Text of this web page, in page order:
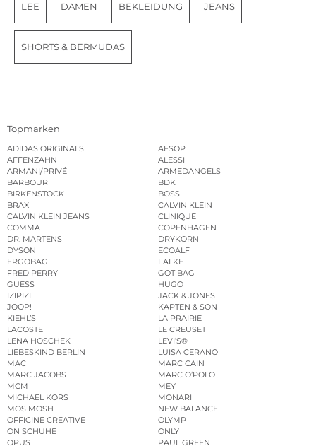
LEE DAMEN BEKLEIDUNG JEANS
SHORTS & BERMUDAS
Topmarken
ADIDAS ORIGINALS
AESOP
AFFENZAHN
ALESSI
ARMANI/PRIVÉ
ARMEDANGELS
BARBOUR
BDK
BIRKENSTOCK
BOSS
BRAX
CALVIN KLEIN
CALVIN KLEIN JEANS
CLINIQUE
COMMA
COPENHAGEN
DR. MARTENS
DRYKORN
DYSON
ECOALF
ERGOBAG
FALKE
FRED PERRY
GOT BAG
GUESS
HUGO
IZIPIZI
JACK & JONES
JOOP!
KAPTEN & SON
KIEHL’S
LA PRAIRIE
LACOSTE
LE CREUSET
LENA HOSCHEK
LEVI’S®
LIEBESKIND BERLIN
LUISA CERANO
MAC
MARC CAIN
MARC JACOBS
MARC O’POLO
MCM
MEY
MICHAEL KORS
MONARI
MOS MOSH
NEW BALANCE
OFFICINE CREATIVE
OLYMP
ON SCHUHE
ONLY
OPUS
PAUL GREEN